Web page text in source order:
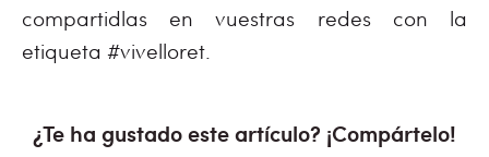
compartidlas en vuestras redes con la
etiqueta #vivelloret.
¿Te ha gustado este artículo? ¡Compártelo!